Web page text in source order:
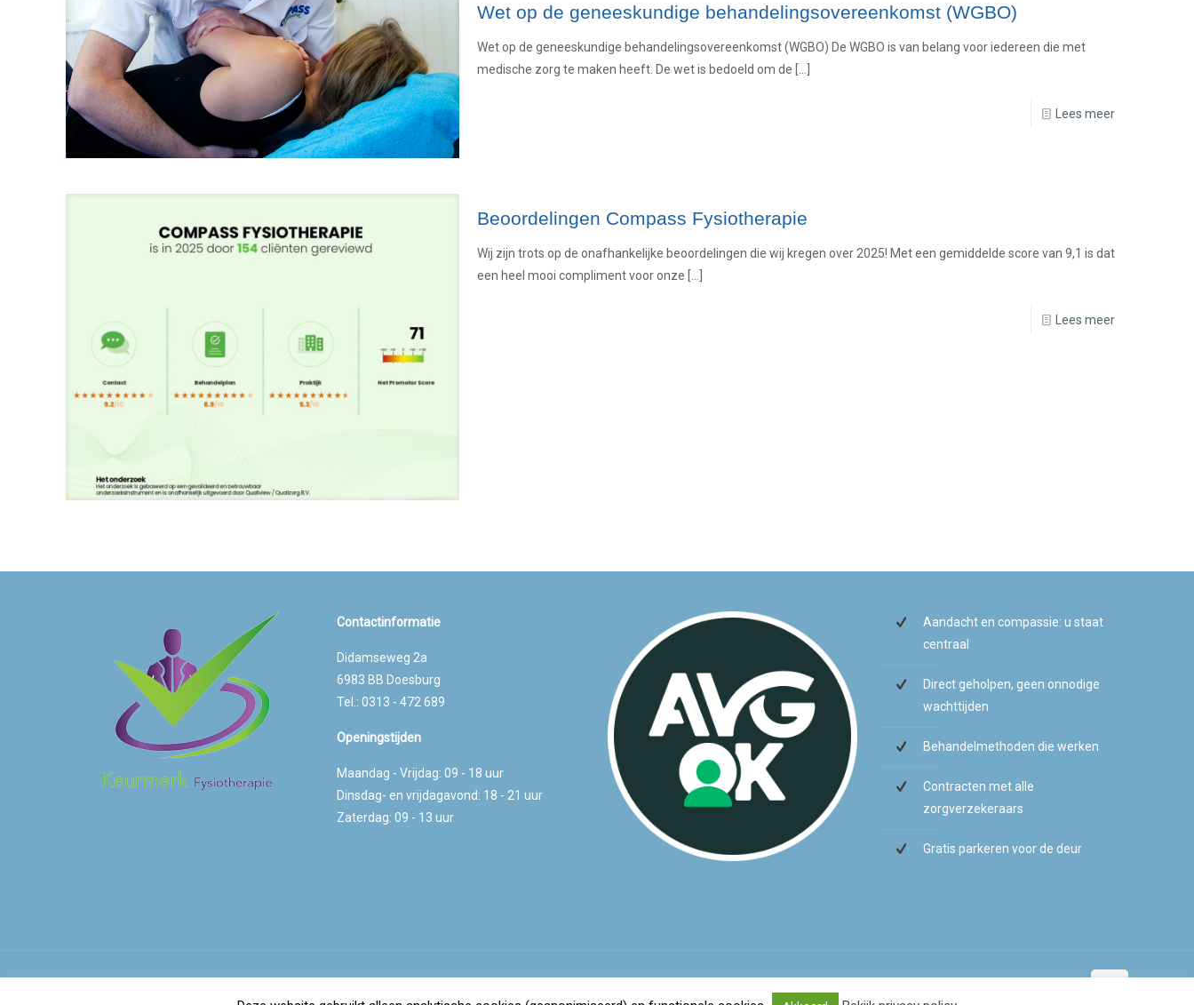
Wet op de geneeskundige behandelingsovereenkomst (WGBO)
Wet op de geneeskundige behandelingsovereenkomst (WGBO) De WGBO is van belang voor iedereen die met
medische zorg te maken heeft. De wet is bedoeld om de
Lees meer
Beoordelingen Compass Fysiotherapie
Wij zijn trots op de onafhankelijke beoordelingen die wij kregen over 2025! Met een gemiddelde score van 9,1 is dat
een heel mooi compliment voor onze […]
Lees meer
Contactinformatie
Didamseweg 2a
6983 BB Doesburg
Tel.: 0313 - 472 689
Openingstijden
Maandag - Vrijdag: 09 - 18 uur
Dinsdag- en vrijdagavond: 18 - 21 uur
Zaterdag: 09 - 13 uur
Aandacht en compassie: u staat
centraal
Direct geholpen, geen onnodige
wachttijden
Behandelmethoden die werken
Contracten met alle
zorgverzekeraars
Gratis parkeren voor de deur